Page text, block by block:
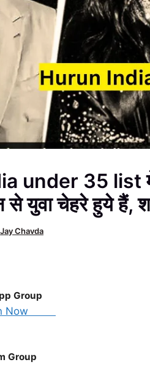
under 35 list
युवा चेहरे हुये हैं,
Jay Chavda
Group
Now
Group